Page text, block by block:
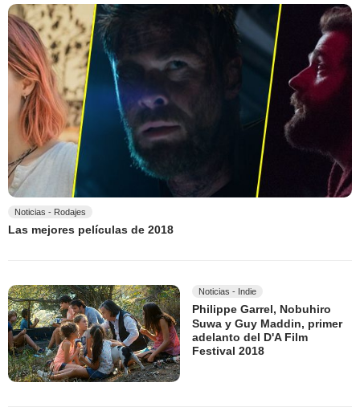
Noticias - Rodajes
Las mejores películas de 2018
Noticias - Indie
Philippe Garrel, Nobuhiro
Suwa y Guy Maddin, primer
adelanto del D'A Film
Festival 2018